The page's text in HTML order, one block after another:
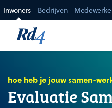
Inwoners Bedrijven
hoe heb je jouw samen-
Evaluatie